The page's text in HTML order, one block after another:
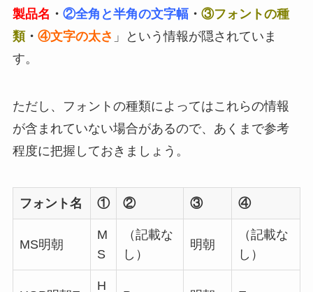
製品名 ・ ②全角と半角の文字幅 ・ ③フォントの種
類・ ④文字の太さ 」という情報が隠されていま
す。
ただし、フォントの種類によってはこれらの情報
が含まれていない場合があるので、あくまで参考
程度に把握しておきましょう。
フォント名 ① ② ③ ④
MS明朝
M
S
（記載な
し）
明朝
（記載な
し）
H